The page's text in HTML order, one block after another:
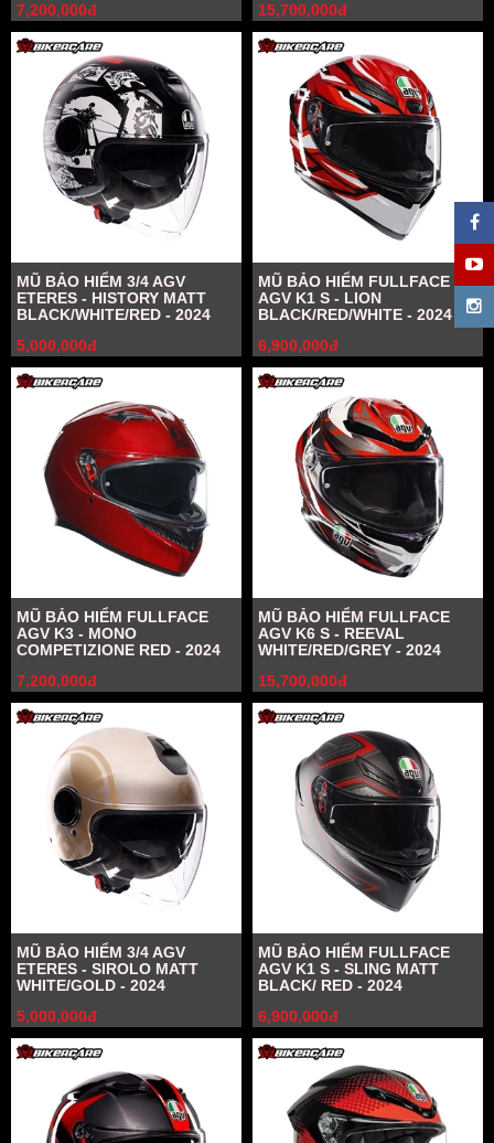
7,200,000đ
15,700,000đ
MŨ BẢO HIỂM 3/4 AGV
ETERES - HISTORY MATT
BLACK/WHITE/RED - 2024
5,000,000đ
MŨ BẢO HIỂM FULLFACE
AGV K1 S - LION
BLACK/RED/WHITE - 2024
6,900,000đ
MŨ BẢO HIỂM FULLFACE
AGV K3 - MONO
COMPETIZIONE RED - 2024
7,200,000đ
MŨ BẢO HIỂM FULLFACE
AGV K6 S - REEVAL
WHITE/RED/GREY - 2024
15,700,000đ
MŨ BẢO HIỂM 3/4 AGV
ETERES - SIROLO MATT
WHITE/GOLD - 2024
5,000,000đ
MŨ BẢO HIỂM FULLFACE
AGV K1 S - SLING MATT
BLACK/ RED - 2024
6,900,000đ